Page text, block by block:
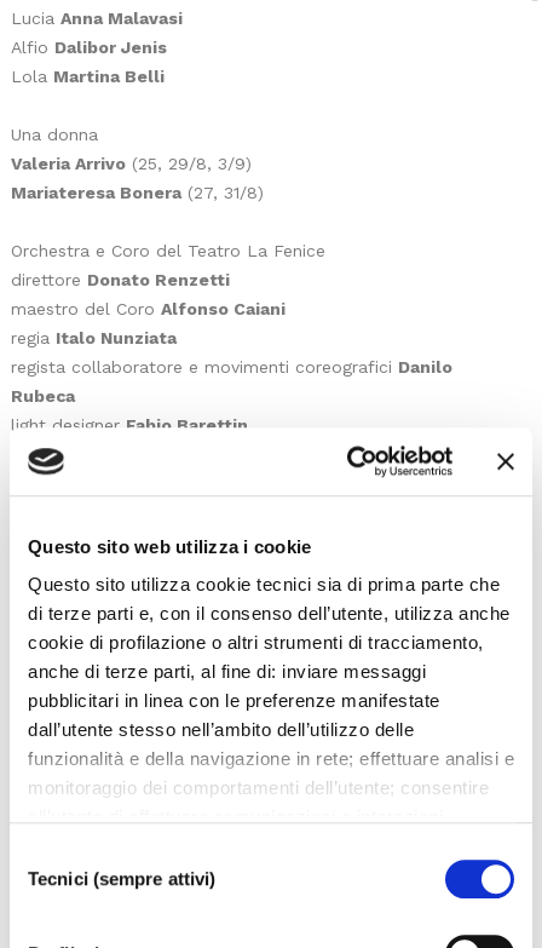
Questo sito web utilizza i cookie
Questo sito utilizza cookie tecnici sia di prima parte che
di terze parti e, con il consenso dell’utente, utilizza anche
cookie di profilazione o altri strumenti di tracciamento,
anche di terze parti, al fine di: inviare messaggi
pubblicitari in linea con le preferenze manifestate
dall’utente stesso nell’ambito dell’utilizzo delle
funzionalità e della navigazione in rete; effettuare analisi e
monitoraggio dei comportamenti dell’utente; consentire
TUTTI”, l’utente acconsente all’uso di tutti i cookie non
tecnici, inclusi quindi quelli di profilazione, analitici e
social. Il consenso è facoltativo e può essere revocato in
delTecnici (sempre attivi)
Lucia Anna Malavasi
Alfio Dalibor Jenis
Lola Martina Belli
Una donna
Valeria Arrivo (25, 29/8, 3/9)
Mariateresa Bonera (27, 31/8)
Orchestra e Coro del Teatro La Fenice
direttore Donato Renzetti
maestro del Coro Alfonso Caiani
regia Italo Nunziata
regista collaboratore e movimenti coreografici Danilo
Rubeca
light designer Fabio Barettin
scene e costumi
Scuola di Scenografia e Costume
per lo Spettacolo dell’Accademia di Belle Arti
Lorenzo Cutùlicoordinamento progettazione delle
al Teatro La Fenice – Opera Nuova per ABAV Venezia
Marta Valtolina, Giovanna Fiorentini coordinamento
progettazione dei costumi
Angelo Linzalata coordinamento scenotecnico e
collaborazione lighting design
studente vincitore per le scene
Bruno Antonetti
studente vincitore per i costumi
studenti assistenti lighting design